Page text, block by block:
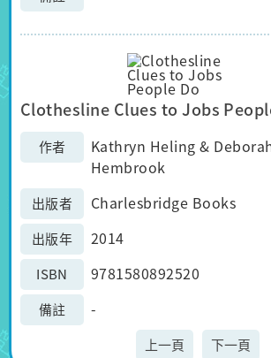
Clothesline Clues to Jobs
作者
Kathryn Heling &
Hembrook
出版者 Charlesbridge Books
出版年 2014
ISBN 9781580892520
備註 -
上一頁 下一頁